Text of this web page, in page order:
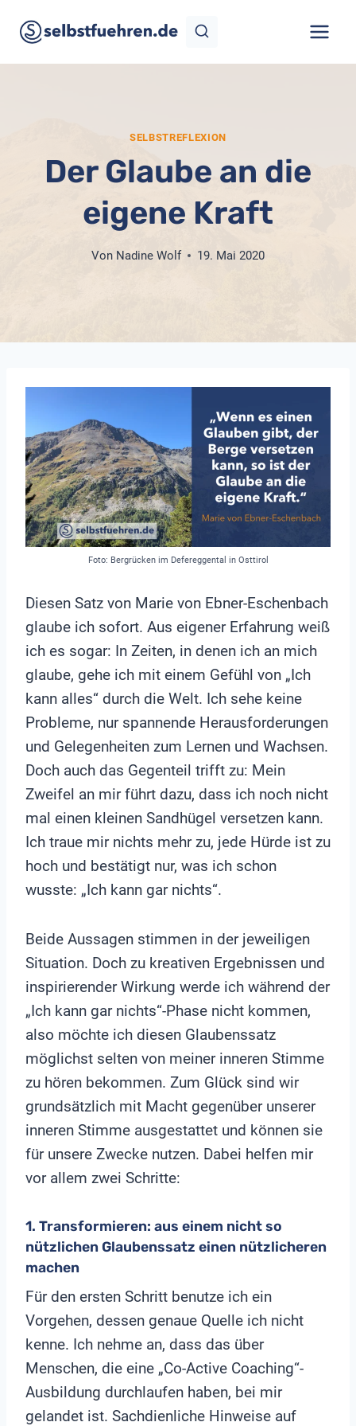
Inhalt
SELBSTREFLEXION
Der Glaube an die
eigene Kraft
Von Nadine Wolf 19. Mai 2020
Foto: Bergrücken im Defereggental in Osttirol
Diesen Satz von Marie von Ebner-Eschenbach
glaube ich sofort. Aus eigener Erfahrung weiß
ich es sogar: In Zeiten, in denen ich an mich
glaube, gehe ich mit einem Gefühl von „Ich
kann alles“ durch die Welt. Ich sehe keine
Probleme, nur spannende Herausforderungen
und Gelegenheiten zum Lernen und Wachsen.
Doch auch das Gegenteil trifft zu: Mein
Zweifel an mir führt dazu, dass ich noch nicht
mal einen kleinen Sandhügel versetzen kann.
Ich traue mir nichts mehr zu, jede Hürde ist zu
hoch und bestätigt nur, was ich schon
wusste: „Ich kann gar nichts“.
Beide Aussagen stimmen in der jeweiligen
Situation. Doch zu kreativen Ergebnissen und
inspirierender Wirkung werde ich während der
„Ich kann gar nichts“-Phase nicht kommen,
also möchte ich diesen Glaubenssatz
möglichst selten von meiner inneren Stimme
zu hören bekommen. Zum Glück sind wir
grundsätzlich mit Macht gegenüber unserer
inneren Stimme ausgestattet und können sie
für unsere Zwecke nutzen. Dabei helfen mir
vor allem zwei Schritte:
1. Transformieren: aus einem nicht so
nützlichen Glaubenssatz einen nützlicheren
machen
Für den ersten Schritt benutze ich ein
Vorgehen, dessen genaue Quelle ich nicht
kenne. Ich nehme an, dass das über
Menschen, die eine „Co-Active Coaching“-
Ausbildung durchlaufen haben, bei mir
gelandet ist. Sachdienliche Hinweise auf